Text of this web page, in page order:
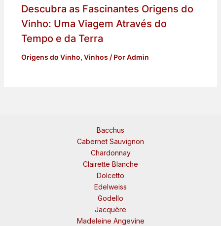
Descubra as Fascinantes Origens do
Vinho: Uma Viagem Através do
Tempo e da Terra
Origens do Vinho, Vinhos / PorAdmin
Bacchus
Cabernet Sauvignon
Chardonnay
Clairette Blanche
Dolcetto
Edelweiss
Godello
Jacquère
Madeleine Angevine